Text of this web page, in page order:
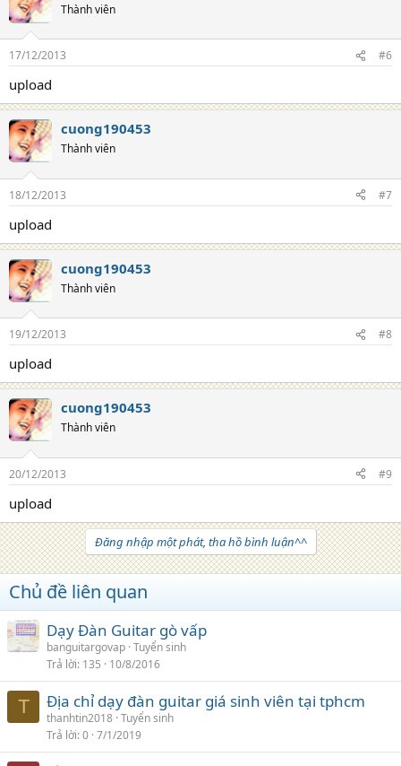
Thành viên
17/12/2013 #6
upload
cuong190453
Thành viên
18/12/2013 #7
upload
cuong190453
Thành viên
19/12/2013 #8
upload
cuong190453
Thành viên
20/12/2013 #9
upload
Đăng nhập một phát, tha hồ bình luận^^
Chủ đề liên quan
Dạy Đàn Guitar gò vấp
banguitargovap Tuyển sinh
Trả lời 135 10/8/2016
T Địa chỉ dạy đàn guitar giá sinh viên tại tphcm
thanhtin2018 Tuyển sinh
Trả lời 0 7/1/2019